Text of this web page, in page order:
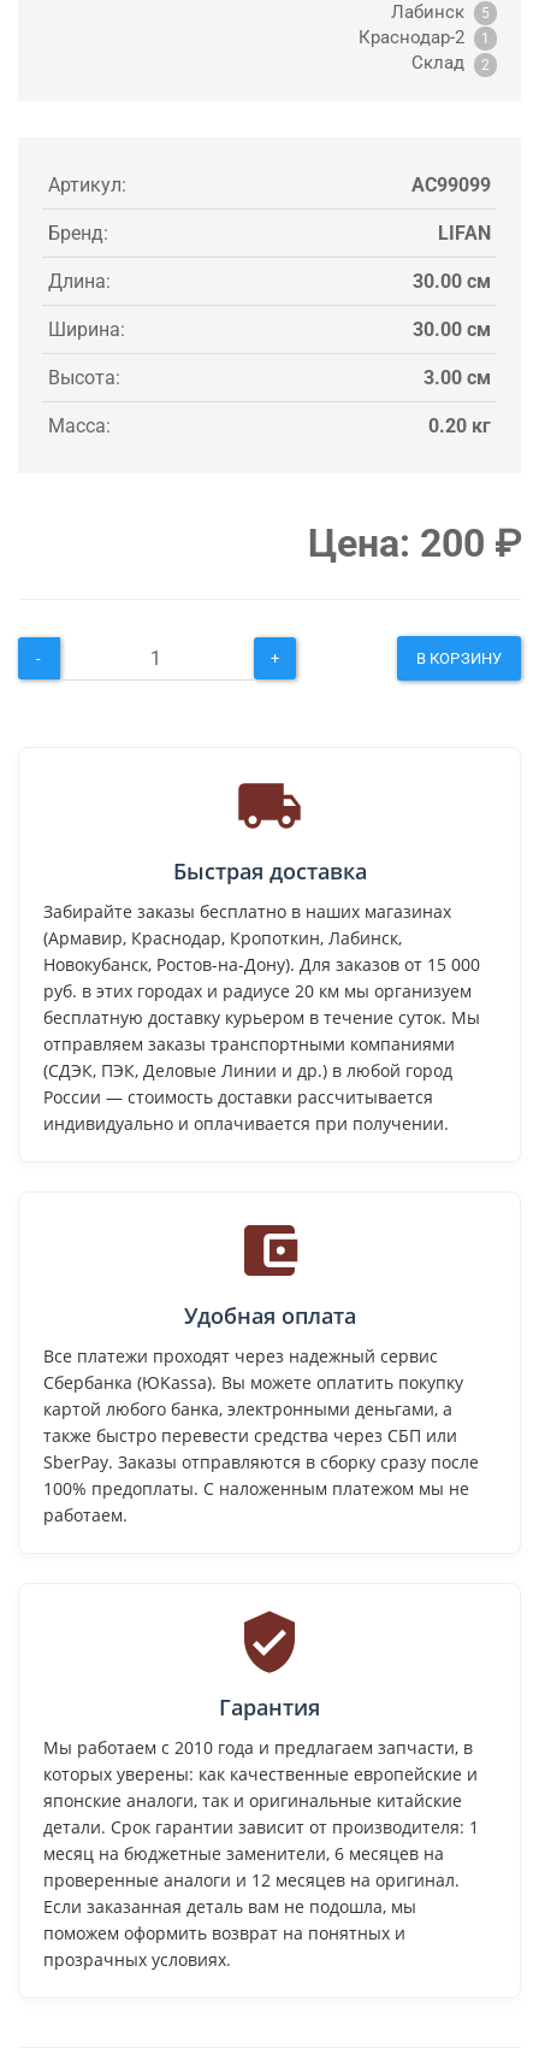
Лабинск 5
Краснодар-2 1
Склад 2
Артикул: AC99099
Бренд: LIFAN
Длина: 30.00 см
Ширина: 30.00 см
Высота: 3.00 см
Масса: 0.20 кг
Цена: 200 ₽
- + В КОРЗИНУ
Быстрая доставка
Забирайте заказы бесплатно в наших магазинах
(Армавир, Краснодар, Кропоткин, Лабинск,
Новокубанск, Ростов-на-Дону). Для заказов от 15 000
руб. в этих городах и радиусе 20 км мы организуем
бесплатную доставку курьером в течение суток. Мы
отправляем заказы транспортными компаниями
(СДЭК, ПЭК, Деловые Линии и др.) в любой город
России — стоимость доставки рассчитывается
индивидуально и оплачивается при получении.
Удобная оплата
Все платежи проходят через надежный сервис
Сбербанка (ЮKassa). Вы можете оплатить покупку
картой любого банка, электронными деньгами, а
также быстро перевести средства через СБП или
SberPay. Заказы отправляются в сборку сразу после
100% предоплаты. С наложенным платежом мы не
работаем.
Гарантия
Мы работаем с 2010 года и предлагаем запчасти, в
которых уверены: как качественные европейские и
японские аналоги, так и оригинальные китайские
детали. Срок гарантии зависит от производителя: 1
месяц на бюджетные заменители, 6 месяцев на
проверенные аналоги и 12 месяцев на оригинал.
Если заказанная деталь вам не подошла, мы
поможем оформить возврат на понятных и
прозрачных условиях.